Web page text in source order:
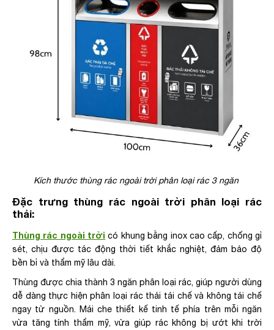
Kích thước thùng rác ngoài trời phân loại rác 3 ngăn
Đặc trưng thùng rác ngoài trời phân loại rác
thải:
Thùng rác ngoài trời có khung bằng inox cao cấp, chống gỉ
sét, chịu được tác động thời tiết khắc nghiệt, đảm bảo độ
bền bỉ và thẩm mỹ lâu dài.
Thùng được chia thành 3 ngăn phân loại rác, giúp người dùng
dễ dàng thực hiện phân loại rác thải tái chế và không tái chế
ngay từ nguồn. Mái che thiết kế tinh tế phía trên mỗi ngăn
vừa tăng tính thẩm mỹ, vừa giúp rác không bị ướt khi trời